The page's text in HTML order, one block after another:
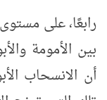
رابعًا، على
بين الأمومة
أن الانسحاب